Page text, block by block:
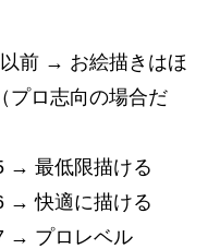
以前 → お絵描きはほ
プロ志向の場合だ
→ 最低限描ける
→ 快適に描ける
→ プロレベル